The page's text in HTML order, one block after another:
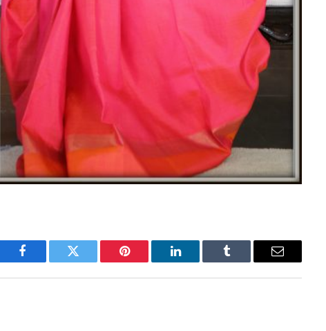
Facebook Twitter Pinterest LinkedIn Tumblr Email